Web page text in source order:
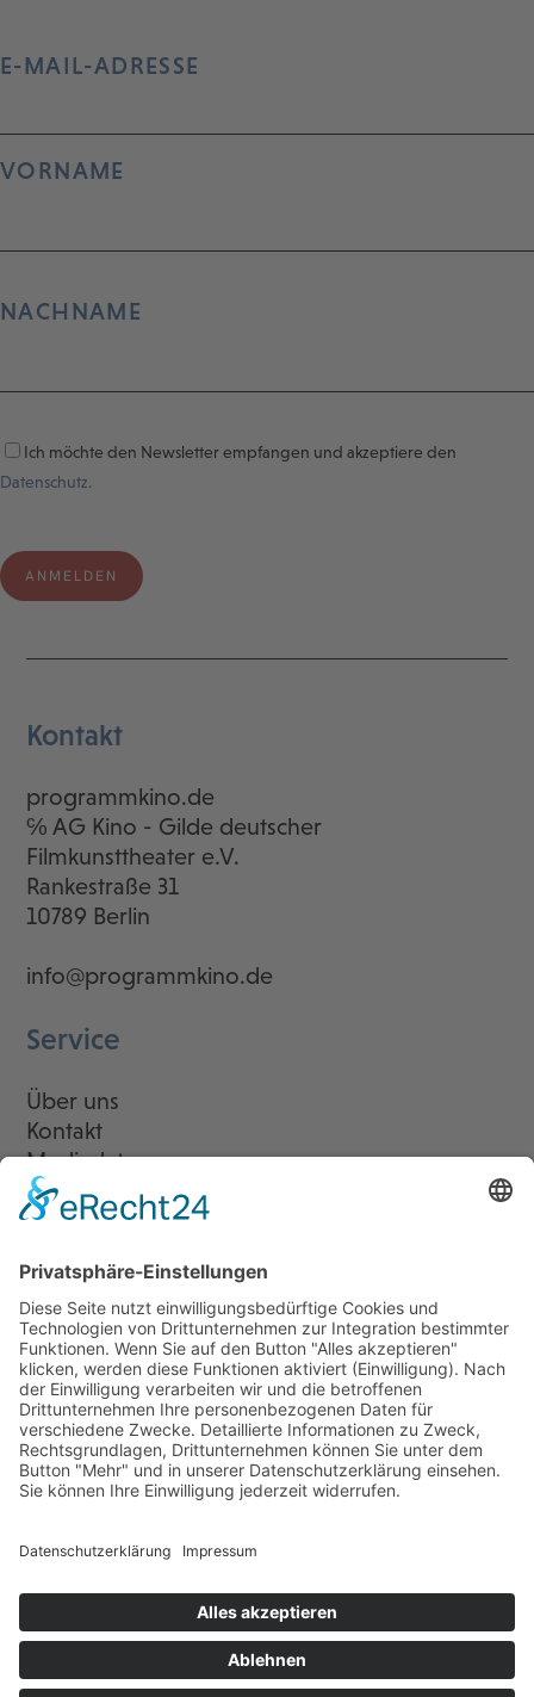
E-MAIL-ADRESSE
VORNAME
NACHNAME
Ich möchte den Newsletter empfangen und akzeptiere den
Datenschutz.
Kontakt
programmkino.de
℅ AG Kino - Gilde deutscher
Filmkunsttheater e.V.
Rankestraße 31
10789 Berlin
info@programmkino.de
Service
Über uns
Kontakt
Mediadaten
Newsletter
LogIn
Legal
Impressum
Datenschutzerklärung
Cookie-Einstellungen
Programmkino.de richtet sich an Film- und Kinobegeisterte jeden
Geschlechts. Zur besseren Lesbarkeit haben wir uns aber entschlossen,
auf eine Doppelnennung oder Genderzeichen zu verzichten. Wo möglich